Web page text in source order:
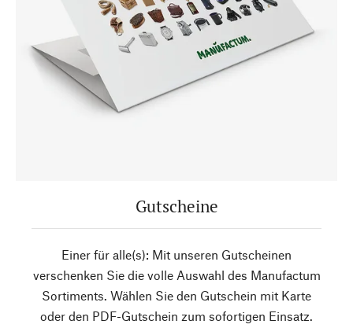
Gutscheine
Einer für alle(s): Mit unseren Gutscheinen
verschenken Sie die volle Auswahl des Manufactum
Sortiments. Wählen Sie den Gutschein mit Karte
oder den PDF-Gutschein zum sofortigen Einsatz.